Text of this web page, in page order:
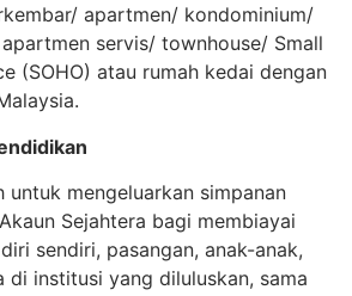
apartmen/ kondominium/
servis/ townhouse/ Small
(SOHO) atau rumah kedai dengan
untuk mengeluarkan simpanan
Sejahtera bagi membiayai
sendiri, pasangan, anak-anak,
di institusi yang diluluskan, sama